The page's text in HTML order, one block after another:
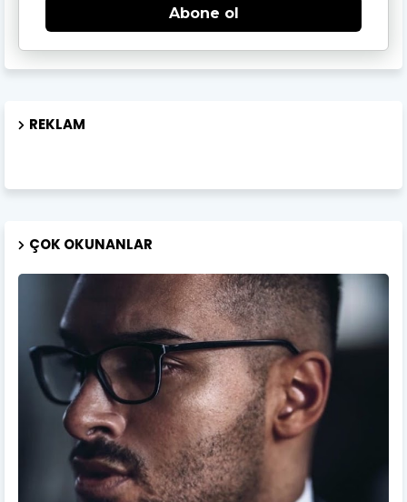
Abone ol
REKLAM
ÇOK OKUNANLAR